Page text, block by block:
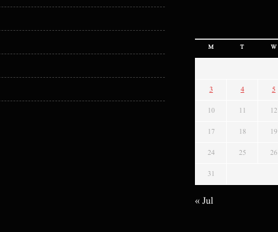
M T W
3 4 5
10 11 12
17 18 19
24 25 26
31
« Jul